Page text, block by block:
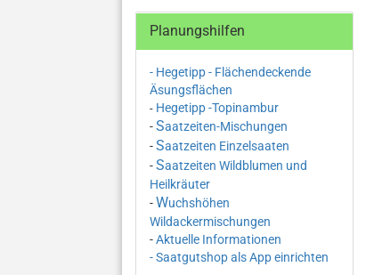
Planungshilfen
- Hegetipp - Flächendeckende
Äsungsflächen
- Hegetipp -Topinambur
-Saatzeiten-Mischungen
-Saatzeiten Einzelsaaten
-Saatzeiten Wildblumen und
Heilkräuter
-Wuchshöhen
Wildackermischungen
-Aktuelle Informationen
- Saatgutshop als App einrichten